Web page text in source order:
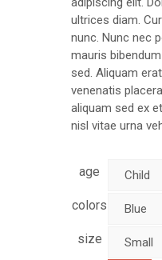
ultrices diam.
nunc. Nunc nec
mauris
sed. Aliquam
venenatis
aliquam sed ex
nisl vitae urna
age
colors
size